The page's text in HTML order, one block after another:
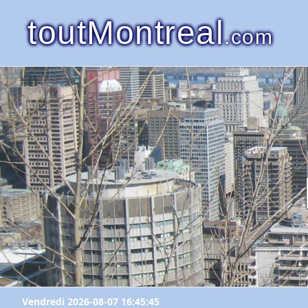
toutMontreal.com
Vendredi 2026-08-07 16:45:45